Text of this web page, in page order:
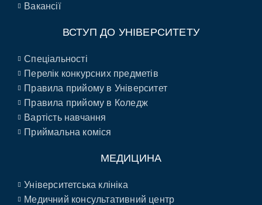
Вакансії
ВСТУП ДО УНІВЕРСИТЕТУ
Спеціальності
Перелік конкурсних предметів
Правила прийому в Університет
Правила прийому в Коледж
Вартість навчання
Приймальна коміся
МЕДИЦИНА
Університетська клініка
Медичний консультативний центр